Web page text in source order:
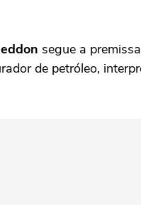
segue a
de petróleo,